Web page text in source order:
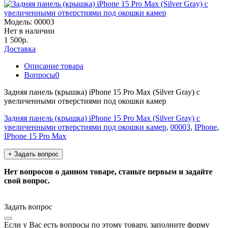
Модель: 00003
Нет в наличии
1 500р.
Доставка
Описание товара
Вопросы0
Задняя панель (крышка) iPhone 15 Pro Max (Silver Gray) с
увеличенными отверстиями под окошки камер
Задняя панель (крышка) iPhone 15 Pro Max (Silver Gray) с
увеличенными отверстиями под окошки камер, 00003, IPhone,
IPhone 15 Pro Max
+ Задать вопрос
Нет вопросов о данном товаре, станьте первым и задайте
свой вопрос.
Задать вопрос
Если у Вас есть вопросы по этому товару, заполните форму